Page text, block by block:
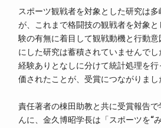
スポーツ観戦者を対象とした研究は
が、これまで格闘技の観戦者を対象
験の有無に着目して観戦動機と行動
にした研究は蓄積されていませんで
経験ありとなしに分けて統計処理を
価されたことが、受賞につながりまし
責任著者の棟田助教と共に受賞報告で
んに、金久博昭学長は「スポーツを“